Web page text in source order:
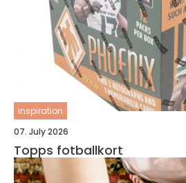
inspiration
07. July 2026
Topps fotballkort